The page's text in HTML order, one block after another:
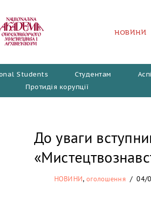
НОВИНИ
Students Студентам
Протидія корупції
До уваги
НОВИНИ, оголошення 04/